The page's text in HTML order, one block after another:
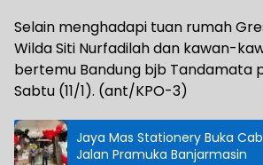
Selain menghadapi tuan rumah
Wilda Siti Nurfadilah dan kawan-
bertemu Bandung bjb Tandamata
Sabtu (11/1). (ant/KPO-3)
Jaya Mas Stationery Buka
Jalan Pramuka Banjarmasin